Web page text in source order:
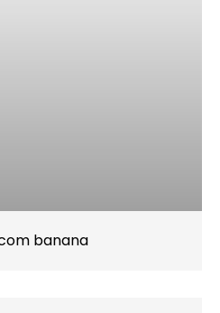
banana